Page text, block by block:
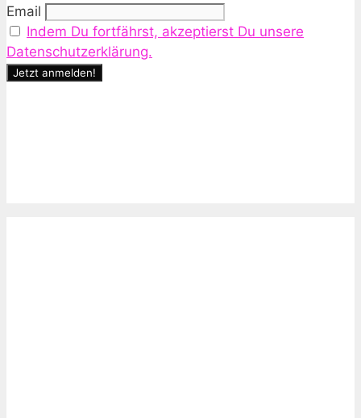
Email
Indem Du fortfährst, akzeptierst Du unsere
Datenschutzerklärung.